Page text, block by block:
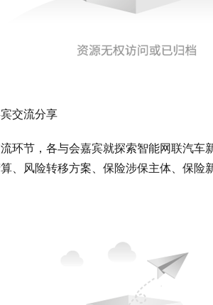
交流分享
环节，各与会嘉宾就探索智能网联汽车
、风险转移方案、保险涉保主体、保险